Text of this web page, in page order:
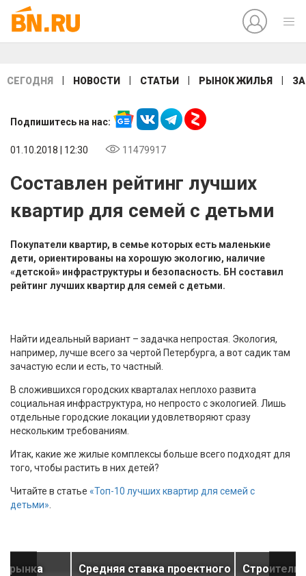
СЕГОДНЯ НОВОСТИ СТАТЬИ РЫНОК ЖИЛЬЯ
Подпишитесь на нас:
01.10.2018 | 12:30 11479917
Составлен рейтинг лучших
квартир для семей с детьми
Покупатели квартир, в семье которых есть маленькие
дети, ориентированы на хорошую экологию, наличие
«детской» инфраструктуры и безопасность. БН составил
рейтинг лучших квартир для семей с детьми.
Найти идеальный вариант – задачка непростая. Экология,
например, лучше всего за чертой Петербурга, а вот садик там
зачастую если и есть, то частный.
В сложившихся городских кварталах неплохо развита
социальная инфраструктура, но непросто с экологией. Лишь
отдельные городские локации удовлетворяют сразу
нескольким требованиям.
Итак, какие же жилые комплексы больше всего подходят для
того, чтобы растить в них детей?
Читайте в статье «Топ-10 лучших квартир для семей с
детьми»
рынка
Средняя ставка проектного